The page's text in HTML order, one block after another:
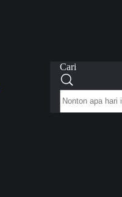
Cari